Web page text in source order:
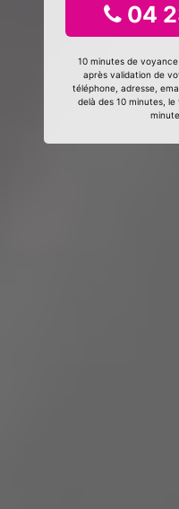
04
10 minutes de
après validation de
téléphone, adresse,
delà des 10 minutes,